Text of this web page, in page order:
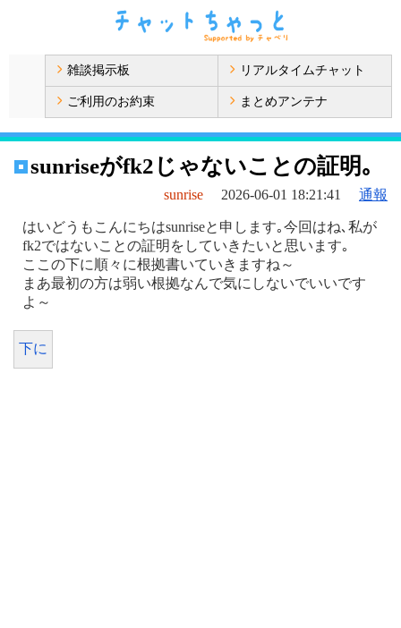
雑談掲示板 リアルタイムチャット
ご利用のお約束 まとめアンテナ
sunriseがfk2じゃないことの証明｡
sunrise 2026-06-01 18:21:41 通報
はいどうもこんにちはsunriseと申します｡今回はね､私が
fk2ではないことの証明をしていきたいと思います｡
ここの下に順々に根拠書いていきますね～
まあ最初の方は弱い根拠なんで気にしないでいいです
よ～
下に